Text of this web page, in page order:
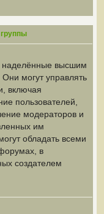
наделённые высшим
могут управлять
включая
пользователей,
модераторов и
им
обладать всеми
в
создателем